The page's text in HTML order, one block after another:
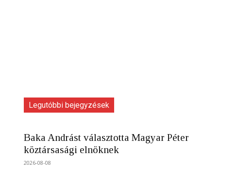
Legutóbbi bejegyzések
Baka Andrást választotta Magyar Péter
köztársasági elnöknek
2026-08-08